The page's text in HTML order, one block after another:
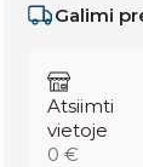
Galimi
Atsiimti
vietoje
0 €